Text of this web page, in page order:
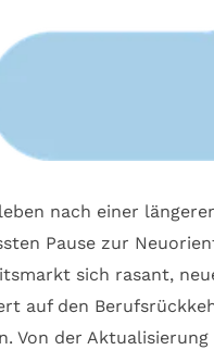
nach einer
Pause zur
sich rasant,
auf den
Von der